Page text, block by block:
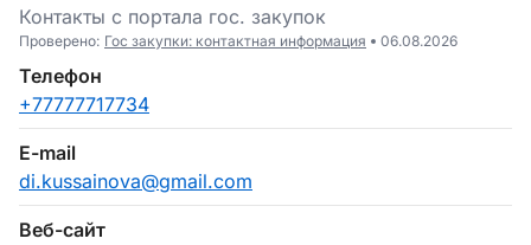
Контакты c портала гоc. закупок
Проверено: Гос закупки: контактная информация 06.08.2026
Телефон
+77777717734
E-mail
di.kussainova@gmail.com
Веб-сайт